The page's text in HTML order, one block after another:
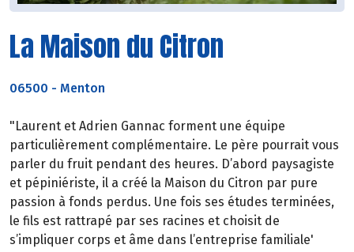
La Maison du Citron
06500 - Menton
"Laurent et Adrien Gannac forment une équipe
particulièrement complémentaire. Le père pourrait vous
parler du fruit pendant des heures. D’abord paysagiste
et pépiniériste, il a créé la Maison du Citron par pure
passion à fonds perdus. Une fois ses études terminées,
le fils est rattrapé par ses racines et choisit de
s’impliquer corps et âme dans l’entreprise familiale'